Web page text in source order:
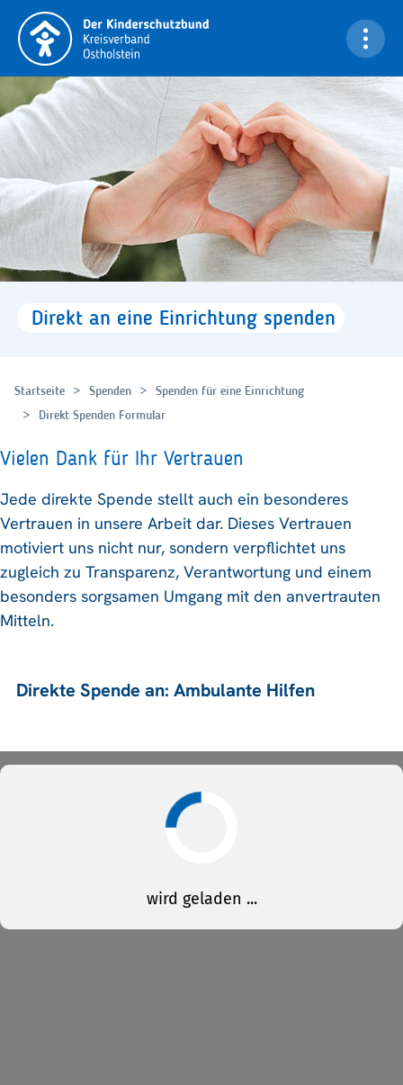
Navigation überspringen
Direkt an eine Einrichtung spenden
Startseite Spenden
Spenden für eine Einrichtung
Direkt Spenden Formular
Vielen Dank für Ihr Vertrauen
Jede direkte Spende stellt auch ein besonderes
Vertrauen in unsere Arbeit dar. Dieses Vertrauen
motiviert uns nicht nur, sondern verpflichtet uns
zugleich zu Transparenz, Verantwortung und einem
besonders sorgsamen Umgang mit den anvertrauten
Mitteln.
Direkte Spende an: Ambulante Hilfen